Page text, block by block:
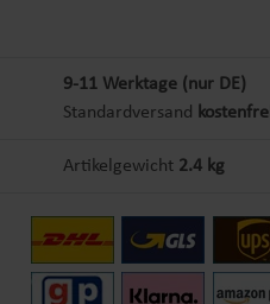
9-11 Werktage (nur DE)
Standardversand kostenfrei
Artikelgewicht 2.4 kg